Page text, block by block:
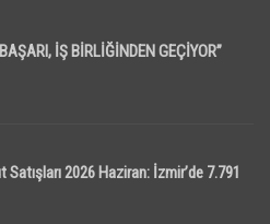
İŞ BİRLİĞİNDEN GEÇİYOR”
Satışları 2026 Haziran: İzmir’de 7.791